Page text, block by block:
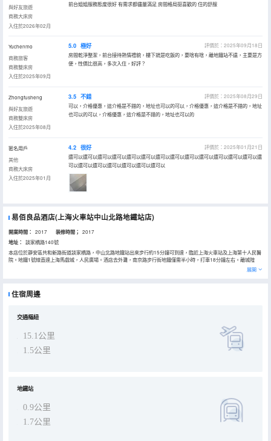
與好友旅遊
商務大床房
入住於2026年02月
前台姐姐服務態度很好 有需求都儘量滿足 房間格局挺喜歡的 住的舒服
Yuchenmo
商務旅客
商務雙床房
入住於2025年09月
5.0 極好
評價於：2025年09月18日
房間乾淨整潔，前台接待熱情禮貌，樓下就是吃飯的，要啥有啥，離地鐵站不遠，主要是方
便，性價比很高，多次入住，好評？
Zhongfusheng
與好友旅遊
商務雙床房
入住於2025年08月
3.5 不錯
評價於：2025年08月29日
可以，介格優惠，這介格是不錯的，地址也可以的可以，介格優惠，這介格是不錯的，地址
也可以的可以，介格優惠，這介格是不錯的，地址也可以的
匿名用戶
其他
商務大床房
入住於2025年01月
4.2 很好
評價於：2025年01月21日
還可以還可以還可以還可以還可以還可以還可以還可以還可以還可以還可以還可以還可以還
可以還可以還可以還可以還可以還可以還可以
易佰良品酒店(上海火車站中山北路地鐵站店)
開業時間： 2017 装修時間； 2017
地址：
談家橋路140號
本店位於靜安區共和新路街道談家橋路，中山北路地鐵站出來步行約15分鐘可到達，臨近上海火車站及上海第十人民醫
院。地鐵1號線直達上海馬戲城，人民廣場。酒店去外灘，南京路步行街地鐵僅需半小時，打車18分鐘左右。離城隍
廟、上海自然博物館不遠。附近有大寧國際，上海久光中心等大型購物商場。酒店設有大床房，雙床房以及家庭房。客
房舒適簡潔，可無線上網。24小時恒温熱水，為客戶提供經濟，快捷，方便的酒店產品與服務。“以人為本”的傾情服
展開
住宿周邊
交通樞紐
15.1公里
1.5公里
地鐵站
0.9公里
1.7公里